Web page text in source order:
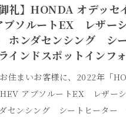
御礼】HONDA オデッ
ソルートEX レザー
ホンダセンシング シ
ンドスポットインフ
住まいお客様に、2022年「
アブソルートEX レザー
センシング シートヒーター